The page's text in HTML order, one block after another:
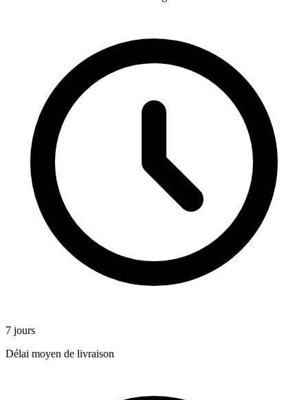
7 jours
Délai moyen de livraison